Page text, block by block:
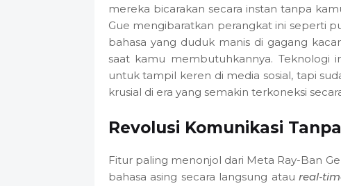
mereka bicarakan secara instan tanpa
Gue mengibaratkan perangkat ini seperti
bahasa yang duduk manis di gagang
saat kamu membutuhkannya. Teknologi
untuk tampil keren di media sosial, tapi
krusial di era yang semakin terkoneksi
Revolusi Komunikasi
Fitur paling menonjol dari Meta Ray-Ban
bahasa asing secara langsung atau real-